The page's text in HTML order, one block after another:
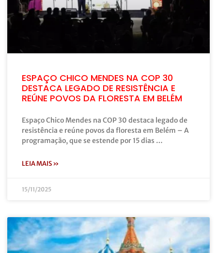
ESPAÇO CHICO MENDES NA COP 30
DESTACA LEGADO DE RESISTÊNCIA E
REÚNE POVOS DA FLORESTA EM BELÉM
Espaço Chico Mendes na COP 30 destaca legado de
resistência e reúne povos da floresta em Belém – A
programação, que se estende por 15 dias …
LEIA MAIS »
15/11/2025